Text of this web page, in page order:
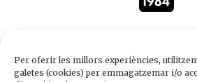
Per oferir les millors experiències,
galetes (cookies) per emmagatzemar i/o
Edicions de 1984
Carrer Trafalgar, 10,